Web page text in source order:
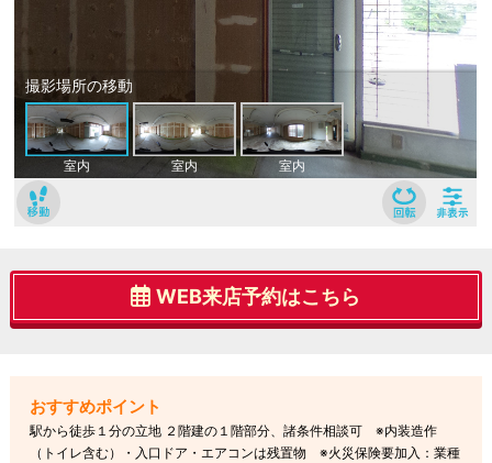
WEB来店予約はこちら
駅から徒歩１分の立地 ２階建の１階部分、諸条件相談可 ※内装造作
（トイレ含む）・入口ドア・エアコンは残置物 ※火災保険要加入：業種